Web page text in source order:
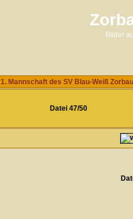
Bilder
1. Mannschaft des SV Blau-Weiß Zorbau
Datei 47/50